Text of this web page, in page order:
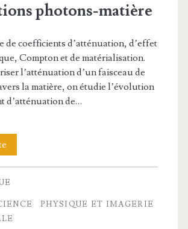
photons-matière
de coefficients d’atténuation, d’effet
Compton et de matérialisation.
l’atténuation d’un faisceau de
la matière, on étudie l’évolution
d’atténuation de…
photons-
matière
PHYSIQUE ET IMAGERIE